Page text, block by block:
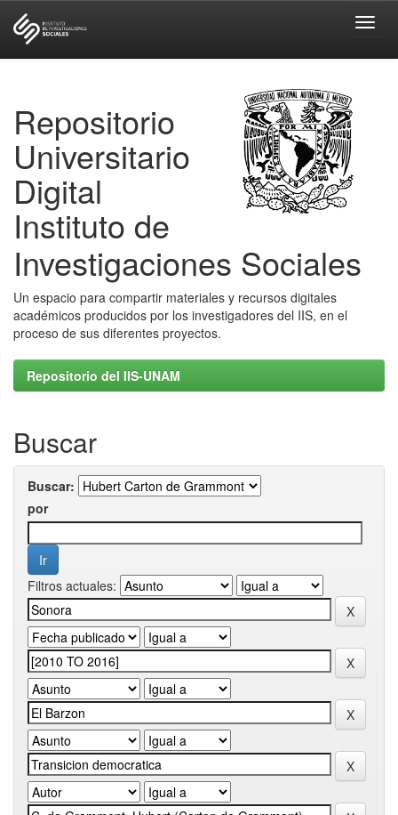
Repositorio
Universitario
Digital
Instituto de
Investigaciones Sociales
Un espacio para compartir materiales y recursos digitales
académicos producidos por los investigadores del IIS, en el
proceso de sus diferentes proyectos.
Repositorio del IIS-UNAM
Buscar
Buscar:
por
Filtros actuales: